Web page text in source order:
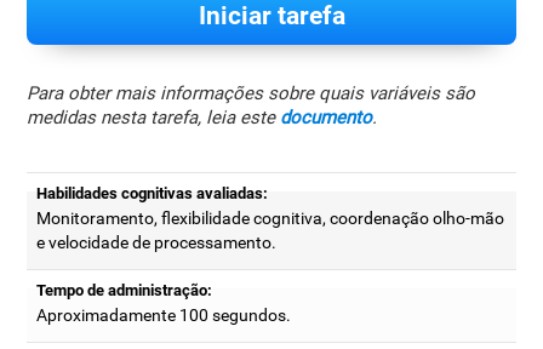
Iniciar tarefa
Para obter mais informações sobre quais variáveis são
medidas nesta tarefa, leia este documento.
Habilidades cognitivas avaliadas:
Monitoramento, flexibilidade cognitiva, coordenação olho-mão
e velocidade de processamento.
Tempo de administração:
Aproximadamente 100 segundos.